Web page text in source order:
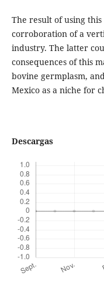
The result of using
corroboration of a
industry. The latter
consequences of this
bovine germplasm,
Mexico as a niche for
Descargas